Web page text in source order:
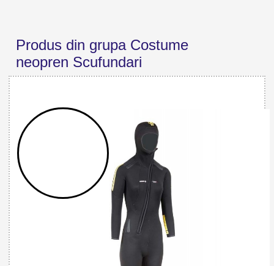
Produs din grupa Costume
neopren Scufundari